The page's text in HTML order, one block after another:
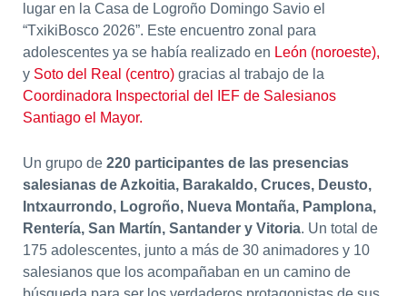
lugar en la Casa de Logroño Domingo Savio el
“TxikiBosco 2026”. Este encuentro zonal para
adolescentes ya se había realizado en León (noroeste),
ySoto del Real (centro)gracias al trabajo de la
Coordinadora Inspectorial del IEF de Salesianos
Santiago el Mayor.
Un grupo de220 participantes de las presencias
salesianas de Azkoitia, Barakaldo, Cruces, Deusto,
Intxaurrondo, Logroño, Nueva Montaña, Pamplona,
Rentería, San Martín, Santander y Vitoria. Un total de
175 adolescentes, junto a más de 30 animadores y 10
salesianos que los acompañaban en un camino de